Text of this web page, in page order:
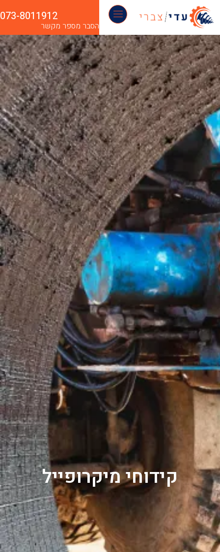
073-8011912
הסבר מספר מקשר
קידוחי מיקרופייל